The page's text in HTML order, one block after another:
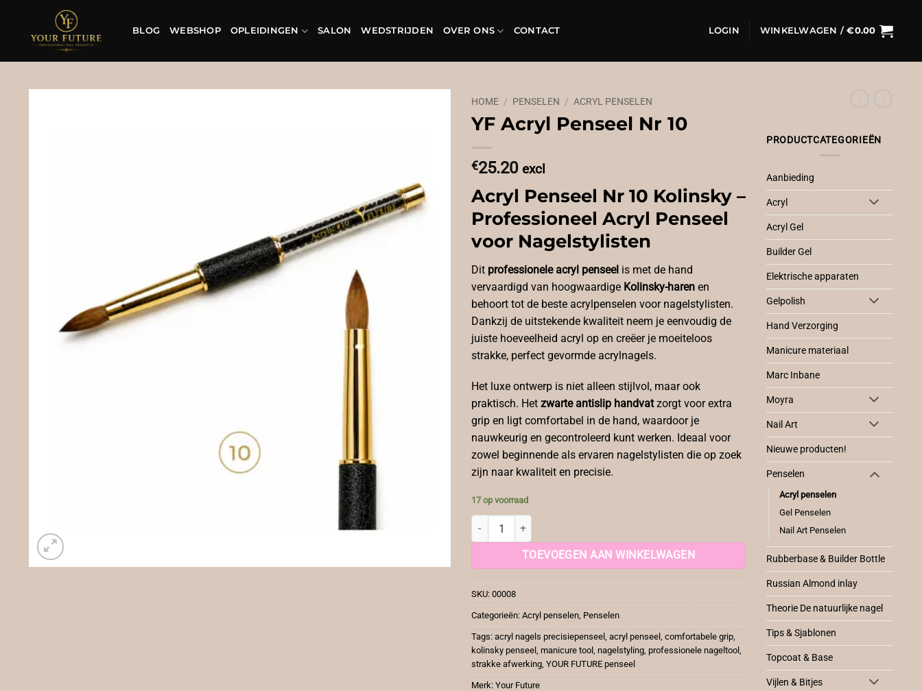
inhoud
BLOG WEBSHOP OPLEIDINGEN SALON WEDSTRIJDEN OVER ONS CONTACT LOGIN WINKELWAGEN /€0.00
HOME / PENSELEN / ACRYL PENSELEN
YF Acryl Penseel Nr 10
€25.20 excl
Acryl Penseel Nr 10 Kolinsky –
Professioneel Acryl Penseel
voor Nagelstylisten
Dit professionele acryl penseel is met de hand
vervaardigd van hoogwaardige Kolinsky-haren en
behoort tot de beste acrylpenselen voor nagelstylisten.
Dankzij de uitstekende kwaliteit neem je eenvoudig de
juiste hoeveelheid acryl op en creëer je moeiteloos
strakke, perfect gevormde acrylnagels.
Het luxe ontwerp is niet alleen stijlvol, maar ook
praktisch. Het zwarte antislip handvatzorgt voor extra
grip en ligt comfortabel in de hand, waardoor je
nauwkeurig en gecontroleerd kunt werken. Ideaal voor
zowel beginnende als ervaren nagelstylisten die op zoek
zijn naar kwaliteit en precisie.
17 op voorraad
YF Acryl Penseel Nr 10 aantal
TOEVOEGEN AAN WINKELWAGEN
SKU: 00008
Categorieën: Acryl penselen Penselen
Tags: acryl nagels precisiepenseel acryl penseel comfortabele grip
kolinsky penseel manicure tool nagelstyling professionele nageltool
strakke afwerking YOUR FUTURE penseel
Merk: Your Future
PRODUCTCATEGORIEËN
Aanbieding
Acryl
Acryl Gel
Builder Gel
Elektrische apparaten
Gelpolish
Hand Verzorging
Manicure materiaal
Marc Inbane
Moyra
Nail Art
Nieuwe producten!
Penselen
Acryl penselen
Gel Penselen
Nail Art Penselen
Rubberbase & Builder Bottle
Russian Almond inlay
Theorie De natuurlijke nagel
Tips & Sjablonen
Topcoat & Base
Vijlen & Bitjes